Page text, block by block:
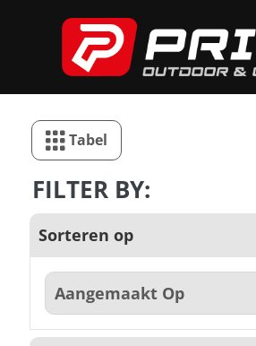
Tabel
FILTER BY:
Sorteren op